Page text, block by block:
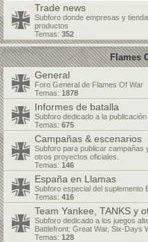
Trade news
Subforo donde empresas y
productos
Temas: 352
Flames
General
Foro General de Flames Of War
Temas: 1878
Informes de batalla
Subforo dedicado a la
Temas: 675
Campañas & escenarios
Subforo para publicar
otros proyectos oficiales.
Temas: 146
España en Llamas
Subforo especial del suplemento
Temas: 416
Team Yankee, TANKS y
Subforo dedicado a los juegos
Battlefront: Great War, Six-Days
Temas: 128